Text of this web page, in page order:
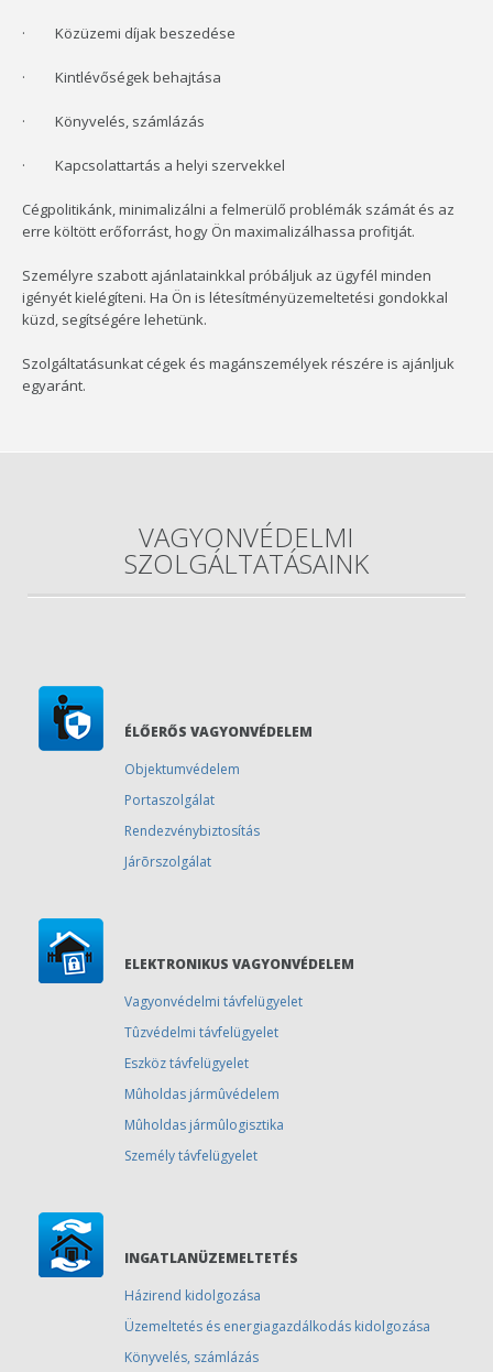
· Közüzemi díjak beszedése
· Kintlévőségek behajtása
· Könyvelés, számlázás
· Kapcsolattartás a helyi szervekkel
Cégpolitikánk, minimalizálni a felmerülő problémák számát és az
erre költött erőforrást, hogy Ön maximalizálhassa profitját.
Személyre szabott ajánlatainkkal próbáljuk az ügyfél minden
igényét kielégíteni. Ha Ön is létesítményüzemeltetési gondokkal
küzd, segítségére lehetünk.
Szolgáltatásunkat cégek és magánszemélyek részére is ajánljuk
egyaránt.
VAGYONVÉDELMI
SZOLGÁLTATÁSAINK
ÉLŐERŐS VAGYONVÉDELEM
Objektumvédelem
Portaszolgálat
Rendezvénybiztosítás
Járõrszolgálat
ELEKTRONIKUS VAGYONVÉDELEM
Vagyonvédelmi távfelügyelet
Tûzvédelmi távfelügyelet
Eszköz távfelügyelet
Mûholdas jármûvédelem
Mûholdas jármûlogisztika
Személy távfelügyelet
INGATLANÜZEMELTETÉS
Házirend kidolgozása
Üzemeltetés és energiagazdálkodás kidolgozása
Könyvelés, számlázás